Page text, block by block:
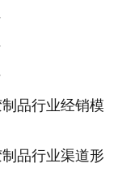
品行业经销模
品行业渠道形